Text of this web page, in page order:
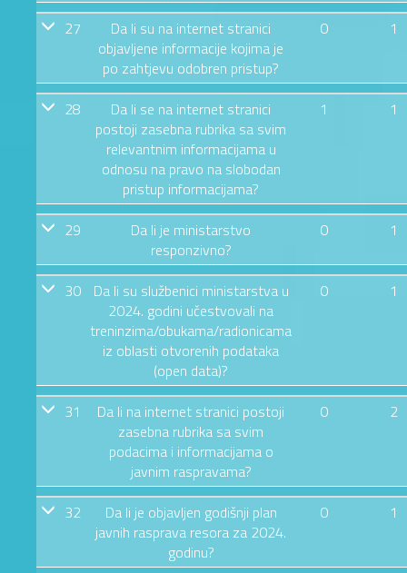
27
Da li su na internet stranici
objavljene informacije kojima je
po zahtjevu odobren pristup?
0 1
28
Da li se na internet stranici
postoji zasebna rubrika sa svim
relevantnim informacijama u
odnosu na pravo na slobodan
pristup informacijama?
1 1
29
Da li je ministarstvo
responzivno?
0 1
30
Da li su službenici ministarstva u
2024. godini učestvovali na
treninzima/obukama/radionicama
iz oblasti otvorenih podataka
(open data)?
0 1
31
Da li na internet stranici postoji
zasebna rubrika sa svim
podacima i informacijama o
javnim raspravama?
0 2
32
Da li je objavljen godišnji plan
javnih rasprava resora za 2024.
godinu?
0 1